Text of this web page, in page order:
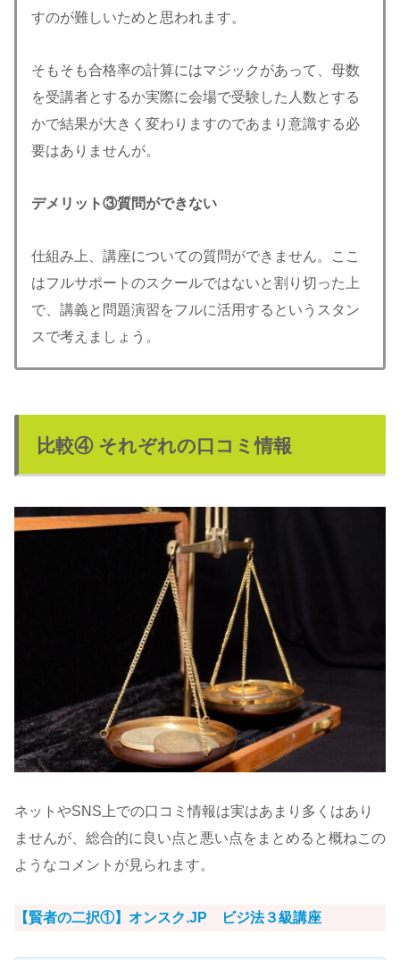
すのが難しいためと思われます。
そもそも合格率の計算にはマジックがあって、母数
を受講者とするか実際に会場で受験した人数とする
かで結果が大きく変わりますのであまり意識する必
要はありませんが。
デメリット③質問ができない
仕組み上、講座についての質問ができません。ここ
はフルサポートのスクールではないと割り切った上
で、講義と問題演習をフルに活用するというスタン
スで考えましょう。
比較④ それぞれの口コミ情報
ネットやSNS上での口コミ情報は実はあまり多くはあり
ませんが、総合的に良い点と悪い点をまとめると概ねこの
ようなコメントが見られます。
【賢者の二択①】オンスク.JP ビジ法３級講座